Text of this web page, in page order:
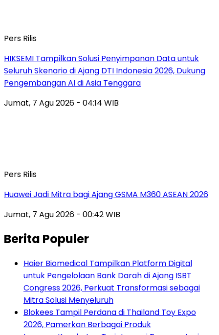
Pers Rilis
HIKSEMI Tampilkan Solusi Penyimpanan Data untuk
Seluruh Skenario di Ajang DTI Indonesia 2026, Dukung
Pengembangan AI di Asia Tenggara
Jumat, 7 Agu 2026 - 04:14 WIB
Pers Rilis
Huawei Jadi Mitra bagi Ajang GSMA M360 ASEAN 2026
Jumat, 7 Agu 2026 - 00:42 WIB
Berita Populer
Haier Biomedical Tampilkan Platform Digital
untuk Pengelolaan Bank Darah di Ajang ISBT
Congress 2026, Perkuat Transformasi sebagai
Mitra Solusi Menyeluruh
Blokees Tampil Perdana di Thailand Toy Expo
2026, Pamerkan Berbagai Produk